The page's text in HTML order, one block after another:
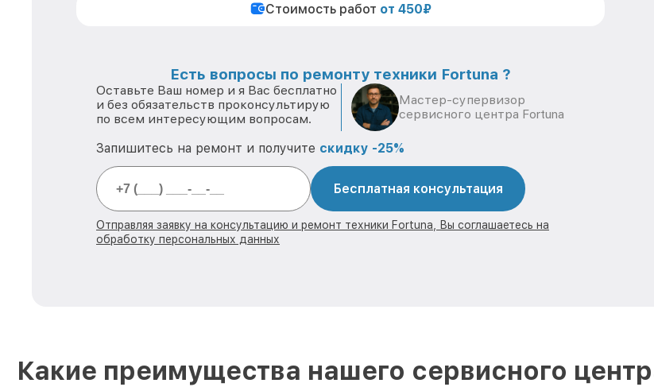
Стоимость работ от 450₽
Есть вопросы по ремонту техники Fortuna ?
Оставьте Ваш номер и я Вас бесплатно
и без обязательств проконсультирую
по всем интересующим вопросам.
Мастер-супервизор
сервисного центра Fortuna
Запишитесь на ремонт и получите скидку -25%
Бесплатная консультация
Отправляя заявку на консультацию и ремонт техники Fortuna, Вы соглашаетесь на
обработку персональных данных
Какие преимущества нашего сервисного